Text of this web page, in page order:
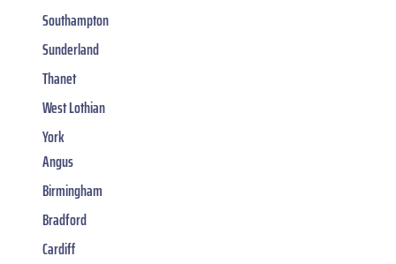
Southampton
Sunderland
Thanet
West Lothian
York
Angus
Birmingham
Bradford
Cardiff